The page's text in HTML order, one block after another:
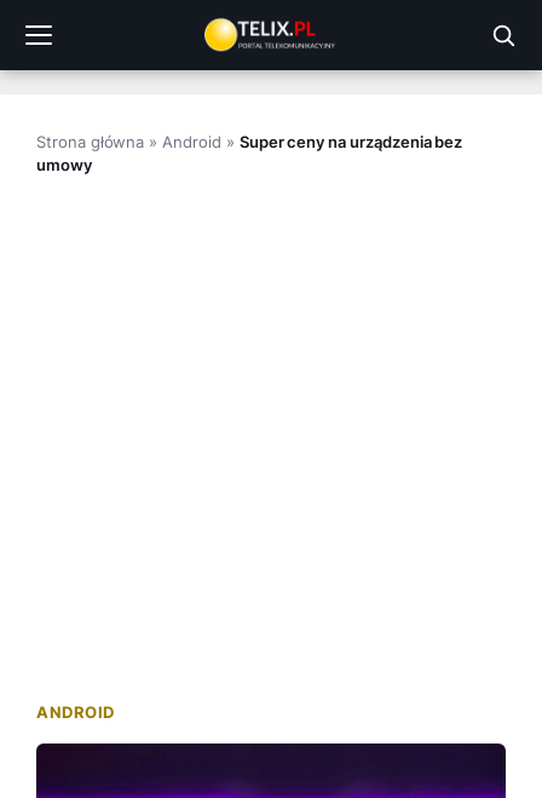
treści
Strona główna » Android » Super ceny na urządzenia bez
umowy
ANDROID